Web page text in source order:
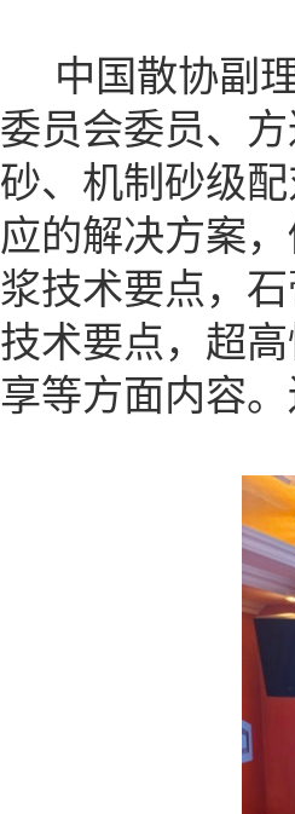
中国散协副理
委员会委员、
砂、机制砂级
应的解决方案
浆技术要点，
技术要点，超
享等方面内容